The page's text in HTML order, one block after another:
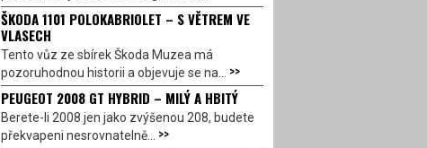
ŠKODA 1101 POLOKABRIOLET – S VĚTREM VE
VLASECH
Tento vůz ze sbírek Škoda Muzea má
pozoruhodnou historii a objevuje se na... >>
PEUGEOT 2008 GT HYBRID – MILÝ A HBITÝ
Berete-li 2008 jen jako zvýšenou 208, budete
překvapeni nesrovnatelně... >>